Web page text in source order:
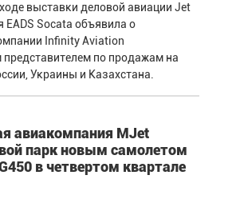
выставки деловой авиации Jet
EADS Socata объявила о
Infinity Aviation
по продажам на
Украины и Казахстана.
авиакомпания MJet
парк новым самолетом
в четвертом квартале